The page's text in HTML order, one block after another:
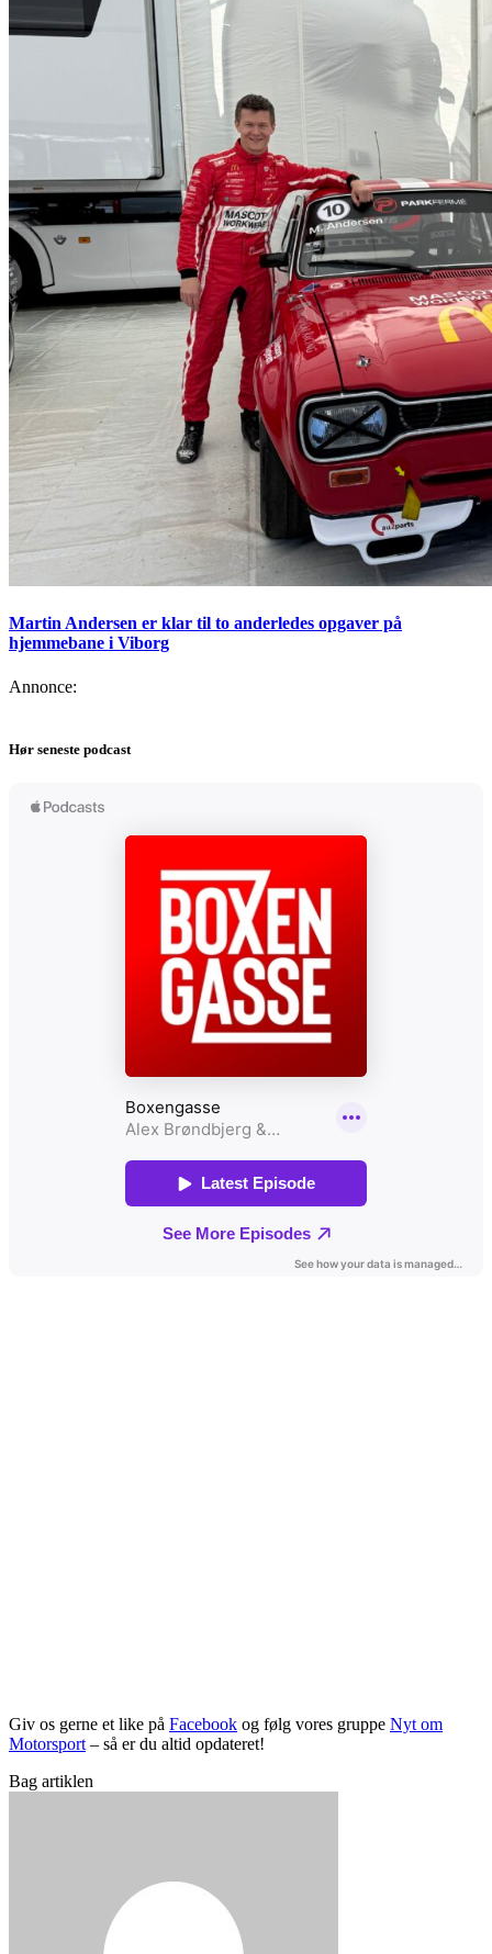
Martin Andersen er klar til to anderledes opgaver på
hjemmebane i Viborg
Annonce:
Hør seneste podcast
Giv os gerne et like på Facebook og følg vores gruppe Nyt om
Motorsport – så er du altid opdateret!
Bag artiklen